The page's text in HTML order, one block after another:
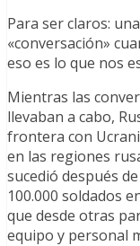
Para ser claros:
«conversación»
eso es lo que nos
Mientras las
llevaban a cabo,
frontera con
en las regiones
sucedió después
100.000 soldados
que desde otras
equipo y personal